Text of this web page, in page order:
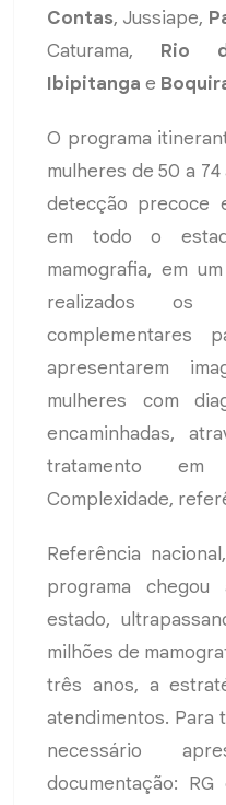
Contas, Jussiape,
Caturama, Rio
Ibipitanga e
O programa
mulheres de 50 a
detecção precoce
em todo o
mamografia, em
realizados os
complementares
apresentarem
mulheres com
encaminhadas,
tratamento
Complexidade,
Referência
programa
estado,
milhões de
três anos, a
atendimentos. Para
necessário
documentação: